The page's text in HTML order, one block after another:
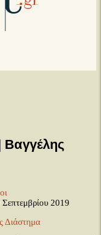
Βαγγέλης
2019